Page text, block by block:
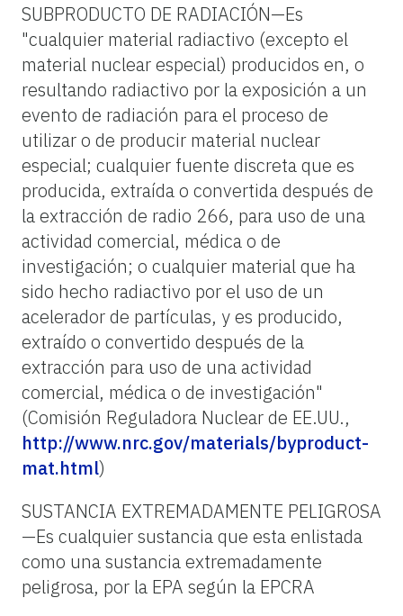
SUBPRODUCTO DE RADIACIÓN—Es
"cualquier material radiactivo (excepto el
material nuclear especial) producidos en, o
resultando radiactivo por la exposición a un
evento de radiación para el proceso de
utilizar o de producir material nuclear
especial; cualquier fuente discreta que es
producida, extraída o convertida después de
la extracción de radio 266, para uso de una
actividad comercial, médica o de
investigación; o cualquier material que ha
sido hecho radiactivo por el uso de un
acelerador de partículas, y es producido,
extraído o convertido después de la
extracción para uso de una actividad
comercial, médica o de investigación"
(Comisión Reguladora Nuclear de EE.UU.,
http://www.nrc.gov/materials/byproduct-
mat.html)
SUSTANCIA EXTREMADAMENTE PELIGROSA
—Es cualquier sustancia que esta enlistada
como una sustancia extremadamente
peligrosa, por la EPA según la EPCRA